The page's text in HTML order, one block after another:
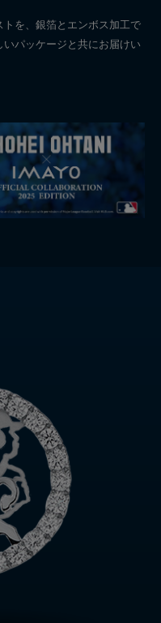
を、銀箔とエンボス加工で
パッケージと共にお届けい